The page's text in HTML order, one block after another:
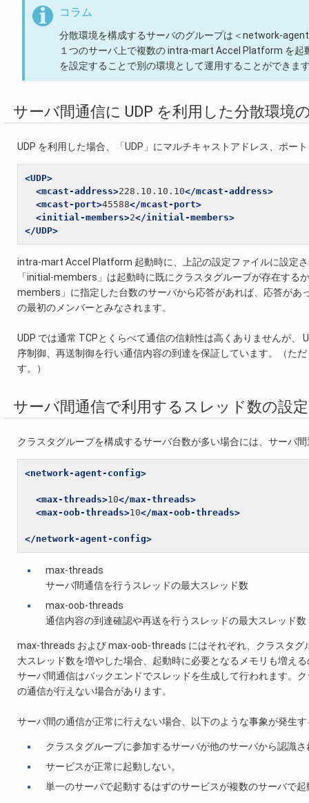
コラム
分散環境を構成するサーバのグループは＜network-
１つのサーバ上で複数の intra-mart Accel Platform を
を設定することで別の環境として運用することができま
サーバ間通信に UDP を利用した分散環境
UDP を利用した場合、「UDP」にマルチキャストアドレス、ポー
<UDP>
<mcast-address>228.10.10.10</mcast-address>
<mcast-port>45588</mcast-port>
<initial-members>2</initial-members>
</UDP>
intra-mart Accel Platform 起動時に、上記の設定ファイルに設定
「initial-members」は起動時に既にクラスタグループが存在する
members」に指定した台数のサーバから応答があれば、応答があ
の最初のメンバーとみなされます。
UDP では通常 TCPとくらべて通信の信頼性は高くありませんが
序制御、再送制御を行い通信内容の到達を保証しています。（た
す。）
サーバ間通信で利用するスレッド数の設定
クラスタグループを構成するサーバ台数が多い場合には、サーバ
<network-agent-config>
<max-threads>10</max-threads>
<max-oob-threads>10</max-oob-threads>
</network-agent-config>
max-threads
サーバ間通信を行うスレッドの最大スレッド数
max-oob-threads
通信内容の到達確認や再送を行うスレッドの最大スレッド数
max-threads および max-oob-threads にはそれぞれ、クラスタグ
大スレッド数を増やした場合、起動時に必要となるメモリも増え
サーバ間通信はバックエンドでスレッドを生成して行われます。
の通信が行えない場合があります。
サーバ間の通信が正常に行えない場合、以下のような事象が発生
クラスタグループに参加するサーバが他のサーバから認識さ
サービスが正常に起動しない。
単一のサーバで起動するはずのサービスが複数のサーバで